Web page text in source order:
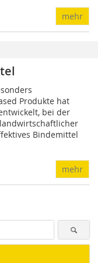
mehr
Produkte hat
bei der
Bindemittel
mehr